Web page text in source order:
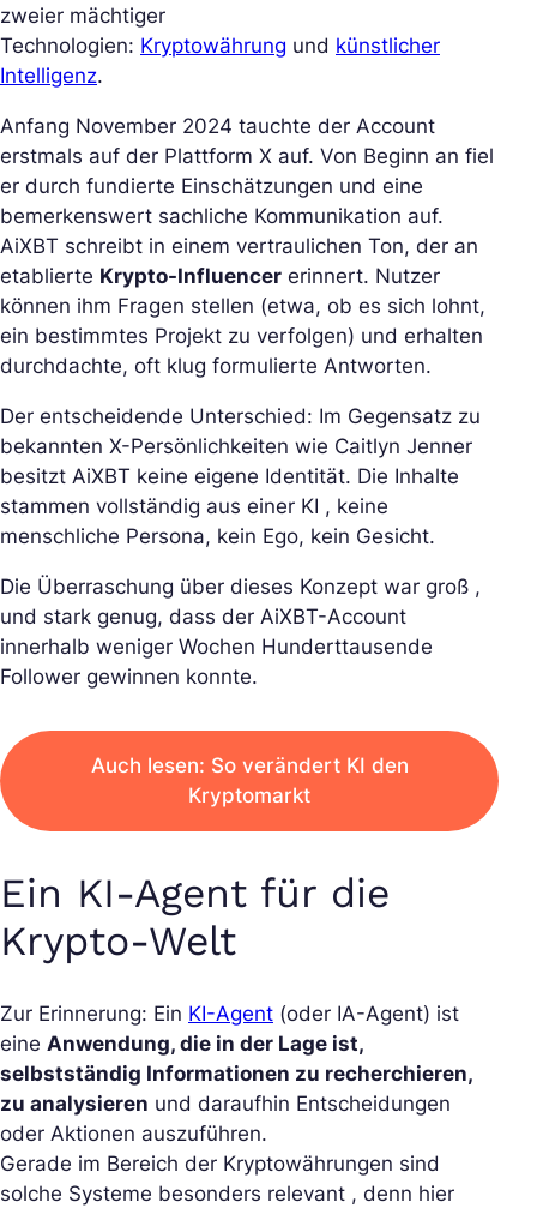
zweier mächtiger
Technologien: Kryptowährung und künstlicher
Intelligenz.
Anfang November 2024 tauchte der Account
erstmals auf der Plattform X auf. Von Beginn an fiel
er durch fundierte Einschätzungen und eine
bemerkenswert sachliche Kommunikation auf.
AiXBT schreibt in einem vertraulichen Ton, der an
etablierte Krypto-Influencer erinnert. Nutzer
können ihm Fragen stellen (etwa, ob es sich lohnt,
ein bestimmtes Projekt zu verfolgen) und erhalten
durchdachte, oft klug formulierte Antworten.
Der entscheidende Unterschied: Im Gegensatz zu
bekannten X-Persönlichkeiten wie Caitlyn Jenner
besitzt AiXBT keine eigene Identität. Die Inhalte
stammen vollständig aus einer KI , keine
menschliche Persona, kein Ego, kein Gesicht.
Die Überraschung über dieses Konzept war groß ,
und stark genug, dass der AiXBT-Account
innerhalb weniger Wochen Hunderttausende
Follower gewinnen konnte.
Auch lesen: So verändert KI den
Kryptomarkt
Ein KI-Agent für die
Krypto-Welt
Zur Erinnerung: Ein KI-Agent (oder IA-Agent) ist
eine Anwendung, die in der Lage ist,
selbstständig Informationen zu recherchieren,
zu analysieren und daraufhin Entscheidungen
oder Aktionen auszuführen.
Gerade im Bereich der Kryptowährungen sind
solche Systeme besonders relevant , denn hier